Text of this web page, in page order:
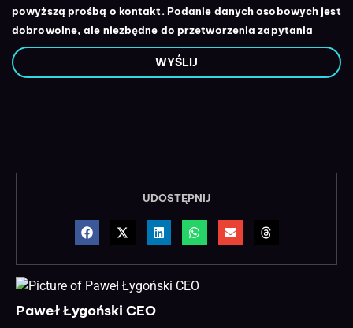
powyższą prośbą o kontakt. Podanie danych osobowych jest
dobrowolne, ale niezbędne do przetworzenia zapytania
WYŚLIJ
UDOSTĘPNIJ
Paweł Łygoński CEO